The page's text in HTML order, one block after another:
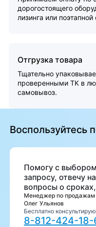
дорогостоящего
лизинга или поэтапной
Отгрузка товара
Тщательно
проверенными ТК в
самовывоз.
Воспользуйтесь
Помогу с
запросу, отвечу
вопросы о
Менеджер по продажам
Олег Ульянов
Бесплатно
8-812-424-18-